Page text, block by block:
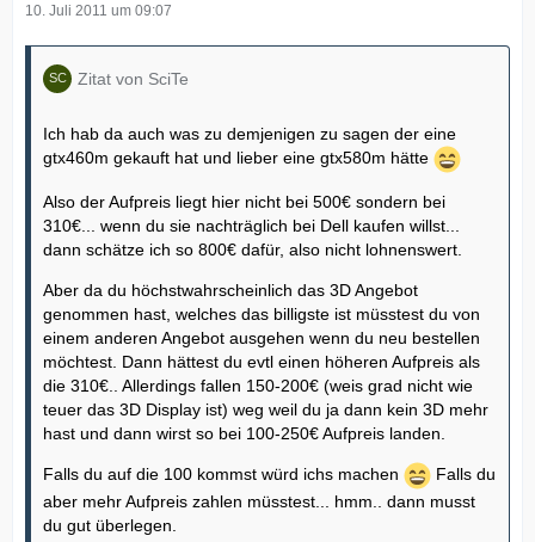
10. Juli 2011 um 09:07
Zitat von SciTe
Ich hab da auch was zu demjenigen zu sagen der eine
gtx460m gekauft hat und lieber eine gtx580m hätte
Also der Aufpreis liegt hier nicht bei 500€ sondern bei
310€... wenn du sie nachträglich bei Dell kaufen willst...
dann schätze ich so 800€ dafür, also nicht lohnenswert.
Aber da du höchstwahrscheinlich das 3D Angebot
genommen hast, welches das billigste ist müsstest du von
einem anderen Angebot ausgehen wenn du neu bestellen
möchtest. Dann hättest du evtl einen höheren Aufpreis als
die 310€.. Allerdings fallen 150-200€ (weis grad nicht wie
teuer das 3D Display ist) weg weil du ja dann kein 3D mehr
hast und dann wirst so bei 100-250€ Aufpreis landen.
Falls du auf die 100 kommst würd ichs machen
Falls du
aber mehr Aufpreis zahlen müsstest... hmm.. dann musst
du gut überlegen.